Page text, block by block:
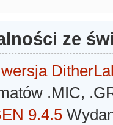
ze
.MIC,
9.4.5